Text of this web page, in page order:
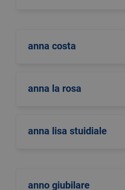
anna costa
anna la rosa
anna lisa stuidiale
anno giubilare